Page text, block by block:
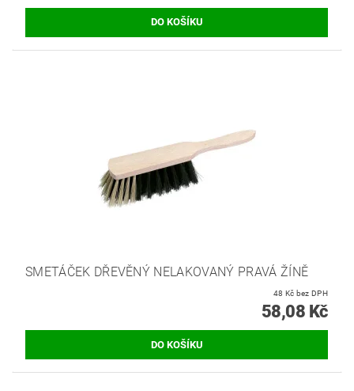
SMETÁČEK DŘEVĚNÝ NELAKOVANÝ PRAVÁ ŽÍNĚ
48 Kč bez DPH
58,08 Kč